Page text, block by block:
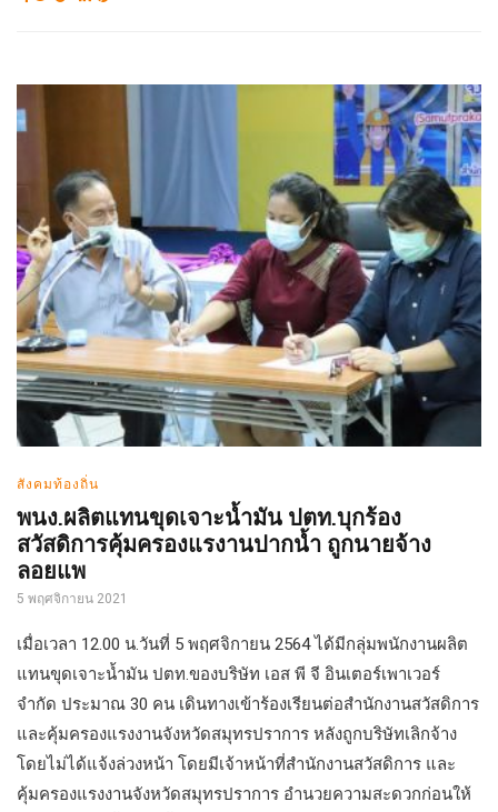
สังคมท้องถิ่น
พนง.ผลิตแทนขุดเจาะน้ำมัน ปตท.บุกร้อง
สวัสดิการคุ้มครองแรงานปากน้ำ ถูกนายจ้าง
ลอยแพ
5 พฤศจิกายน 2021
เมื่อเวลา 12.00 น.วันที่ 5 พฤศจิกายน 2564 ได้มีกลุ่มพนักงานผลิต
แทนขุดเจาะน้ำมัน ปตท.ของบริษัท เอส พี จี อินเตอร์เพาเวอร์
จำกัด ประมาณ 30 คน เดินทางเข้าร้องเรียนต่อสำนักงานสวัสดิการ
และคุ้มครองแรงงานจังหวัดสมุทรปราการ หลังถูกบริษัทเลิกจ้าง
โดยไม่ได้แจ้งล่วงหน้า โดยมีเจ้าหน้าที่สำนักงานสวัสดิการ และ
คุ้มครองแรงงานจังหวัดสมุทรปราการ อำนวยความสะดวกก่อนให้